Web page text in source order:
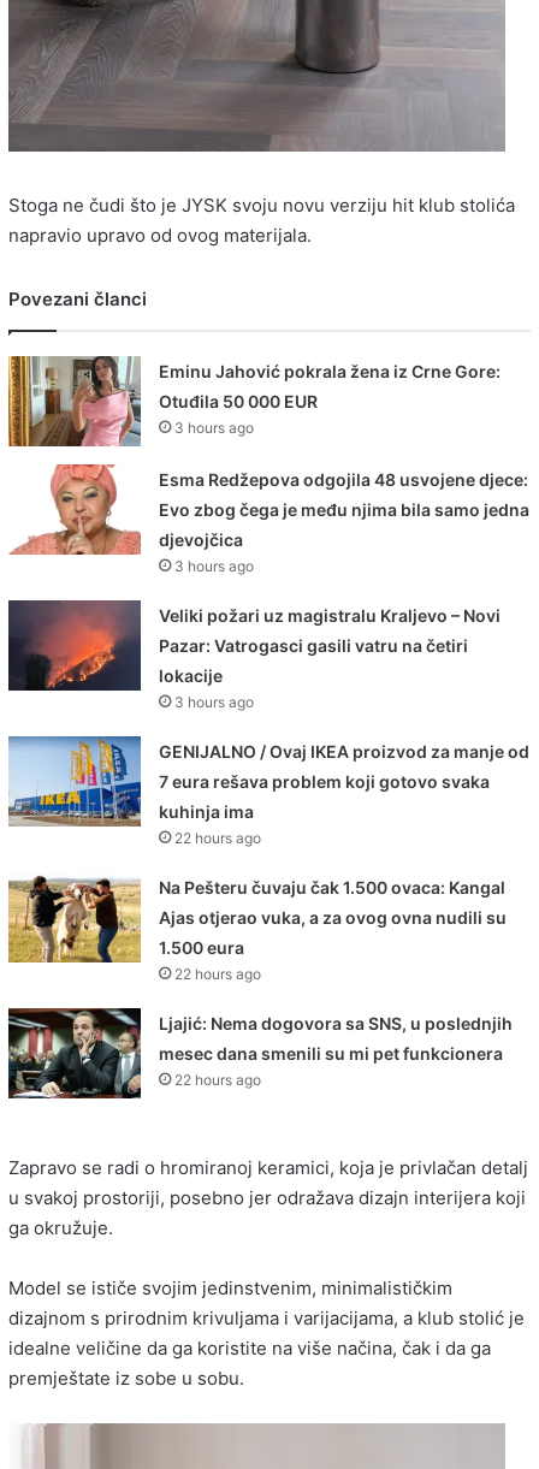
Stoga ne čudi što je JYSK svoju novu verziju hit klub stolića
napravio upravo od ovog materijala.
Povezani članci
Eminu Jahović pokrala žena iz Crne Gore:
Otuđila 50 000 EUR
3 hours ago
Esma Redžepova odgojila 48 usvojene djece:
Evo zbog čega je među njima bila samo jedna
djevojčica
3 hours ago
Veliki požari uz magistralu Kraljevo – Novi
Pazar: Vatrogasci gasili vatru na četiri
lokacije
3 hours ago
GENIJALNO / Ovaj IKEA proizvod za manje od
7 eura rešava problem koji gotovo svaka
kuhinja ima
22 hours ago
Na Pešteru čuvaju čak 1.500 ovaca: Kangal
Ajas otjerao vuka, a za ovog ovna nudili su
1.500 eura
22 hours ago
Ljajić: Nema dogovora sa SNS, u poslednjih
mesec dana smenili su mi pet funkcionera
22 hours ago
Zapravo se radi o hromiranoj keramici, koja je privlačan detalj
u svakoj prostoriji, posebno jer odražava dizajn interijera koji
ga okružuje.
Model se ističe svojim jedinstvenim, minimalističkim
dizajnom s prirodnim krivuljama i varijacijama, a klub stolić je
idealne veličine da ga koristite na više načina, čak i da ga
premještate iz sobe u sobu.